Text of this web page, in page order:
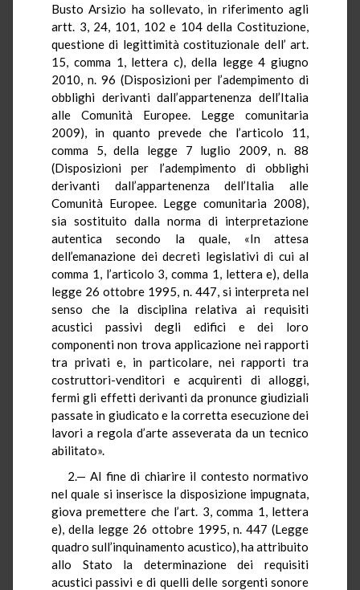
Busto Arsizio ha sollevato, in riferimento agli
artt. 3, 24, 101, 102 e 104 della Costituzione,
questione di legittimità costituzionale dell’ art.
15, comma 1, lettera c), della legge 4 giugno
2010, n. 96 (Disposizioni per l’adempimento di
obblighi derivanti dall’appartenenza dell’Italia
alle Comunità Europee. Legge comunitaria
2009), in quanto prevede che l’articolo 11,
comma 5, della legge 7 luglio 2009, n. 88
(Disposizioni per l’adempimento di obblighi
derivanti dall’appartenenza dell’Italia alle
Comunità Europee. Legge comunitaria 2008),
sia sostituito dalla norma di interpretazione
autentica secondo la quale, «In attesa
dell’emanazione dei decreti legislativi di cui al
comma 1, l’articolo 3, comma 1, lettera e), della
legge 26 ottobre 1995, n. 447, si interpreta nel
senso che la disciplina relativa ai requisiti
acustici passivi degli edifici e dei loro
componenti non trova applicazione nei rapporti
tra privati e, in particolare, nei rapporti tra
costruttori-venditori e acquirenti di alloggi,
fermi gli effetti derivanti da pronunce giudiziali
passate in giudicato e la corretta esecuzione dei
lavori a regola d’arte asseverata da un tecnico
abilitato».
2.— Al fine di chiarire il contesto normativo
nel quale si inserisce la disposizione impugnata,
giova premettere che l’art. 3, comma 1, lettera
e), della legge 26 ottobre 1995, n. 447 (Legge
quadro sull’inquinamento acustico), ha attribuito
allo Stato la determinazione dei requisiti
acustici passivi e di quelli delle sorgenti sonore